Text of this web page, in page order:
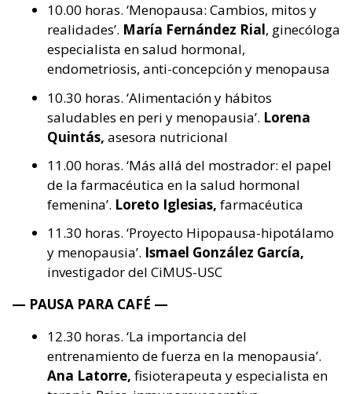
10.00 horas. ‘Menopausa: Cambios, mitos y
realidades’. María Fernández Rial, ginecóloga
especialista en salud hormonal,
endometriosis, anti-concepción y menopausa
10.30 horas. ‘Alimentación y hábitos
saludables en peri y menopausia’. Lorena
Quintás, asesora nutricional
11.00 horas. ‘Más allá del mostrador: el papel
de la farmacéutica en la salud hormonal
femenina’. Loreto Iglesias, farmacéutica
11.30 horas. ‘Proyecto Hipopausa-hipotálamo
y menopausia’. Ismael González García,
investigador del CiMUS-USC
— PAUSA PARA CAFÉ —
12.30 horas. ‘La importancia del
entrenamiento de fuerza en la menopausia’.
Ana Latorre, fisioterapeuta y especialista en